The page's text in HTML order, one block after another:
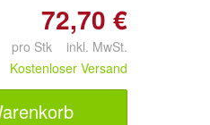
72,70 €
pro Stk inkl. MwSt.
Kostenloser Versand